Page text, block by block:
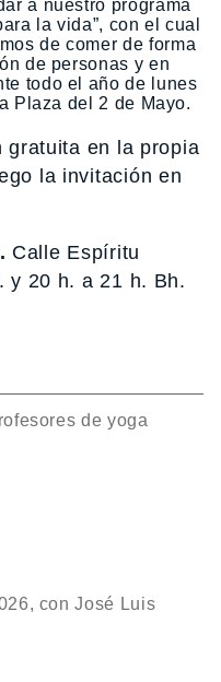
a nuestro programa
la vida”, con el cual
de comer de forma
de personas y en
todo el año de lunes
Plaza del 2 de Mayo.
gratuita en la propia
la invitación en
Calle Espíritu
y 20 h. a 21 h. Bh.
de yoga
con José Luis